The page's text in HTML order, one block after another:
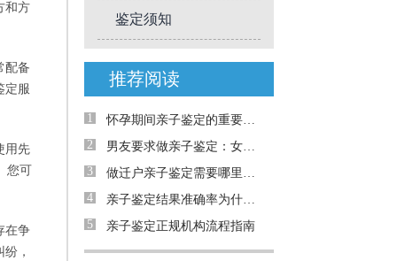
鉴定须知
推荐阅读
1
怀孕期间亲子鉴定的重要性与解决的问题
2
男友要求做亲子鉴定：女生能拒绝吗？
3
做迁户亲子鉴定需要哪里材料
4
亲子鉴定结果准确率为什么只有99.999%
5
亲子鉴定正规机构流程指南
和方
配备
定服
用先
您可
在争
，